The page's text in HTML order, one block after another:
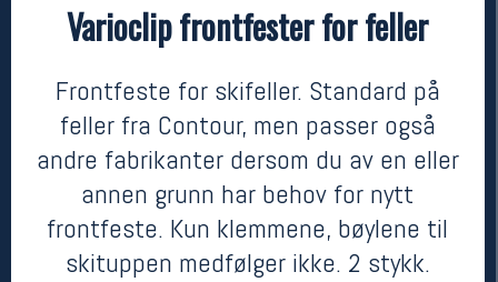
Varioclip frontfester for feller
Frontfeste for skifeller. Standard på
feller fra Contour, men passer også
andre fabrikanter dersom du av en eller
annen grunn har behov for nytt
frontfeste. Kun klemmene, bøylene til
skituppen medfølger ikke. 2 stykk.
Contour
Varioclip frontfester for feller
kr 199